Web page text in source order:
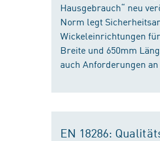
Hausgebrauch“ neu
Norm legt
Wickeleinrichtungen
Breite und 650mm
auch Anforderungen
EN 18286: